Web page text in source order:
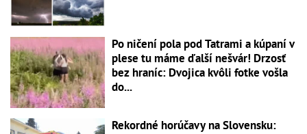
Po ničení pola pod Tatrami a kúpaní v
plese tu máme ďalší nešvár! Drzosť
bez hraníc: Dvojica kvôli fotke vošla
do...
Rekordné horúčavy na Slovensku: